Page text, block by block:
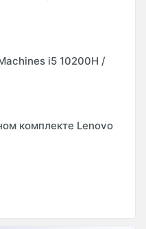
i5 10200H /
комплекте Lenovo